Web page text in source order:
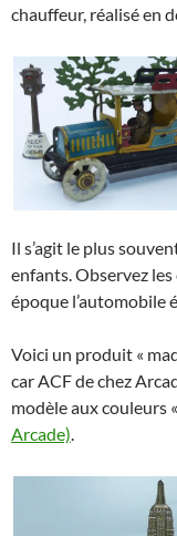
chauffeur, réalisé en
Il s’agit le plus
enfants. Observez
époque l’automobile
Voici un produit «
car ACF de chez
modèle aux couleurs
Arcade)